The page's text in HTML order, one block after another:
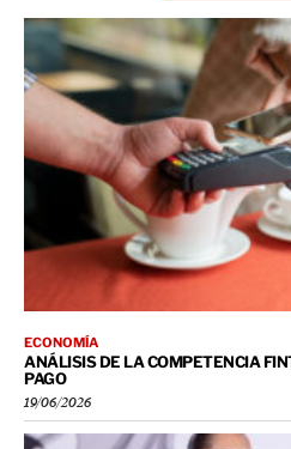
ECONOMÍA
ANÁLISIS DE LA COMPETENCIA
PAGO
19/06/2026